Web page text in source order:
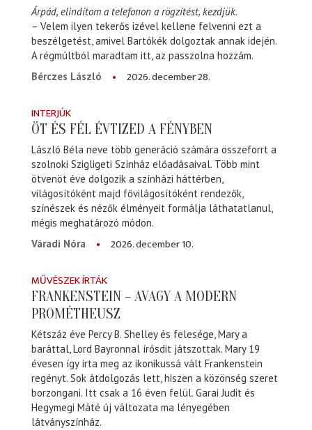
Árpád, elindítom a telefonon a rögzítést, kezdjük.
– Velem ilyen tekerős izével kellene felvenni ezt a
beszélgetést, amivel Bartókék dolgoztak annak idején.
A régmúltból maradtam itt, az passzolna hozzám.
Bérczes László
2026. december 28.
INTERJÚK
ÖT ÉS FÉL ÉVTIZED A FÉNYBEN
László Béla neve több generáció számára összeforrt a
szolnoki Szigligeti Színház előadásaival. Több mint
ötvenöt éve dolgozik a színházi háttérben,
világosítóként majd fővilágosítóként rendezők,
színészek és nézők élményeit formálja láthatatlanul,
mégis meghatározó módon.
Váradi Nóra
2026. december 10.
MŰVÉSZEK ÍRTÁK
FRANKENSTEIN – AVAGY A MODERN
PROMÉTHEUSZ
Kétszáz éve Percy B. Shelley és felesége, Mary a
baráttal, Lord Bayronnal írósdit játszottak. Mary 19
évesen így írta meg az ikonikussá vált Frankenstein
regényt. Sok átdolgozás lett, hiszen a közönség szeret
borzongani. Itt csak a 16 éven felül. Garai Judit és
Hegymegi Máté új változata ma lényegében
látványszínház.